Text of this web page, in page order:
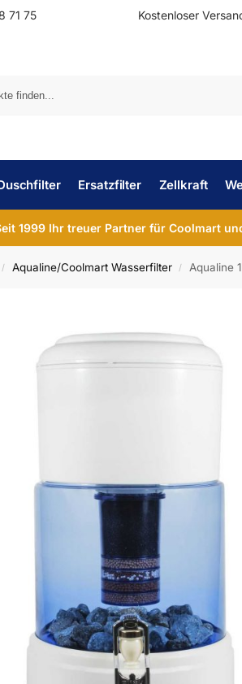
71 75 Kostenloser
Ersatzfilter Zellkraft
1999 Ihr treuer Partner für Coolmart
/ Aqualine/Coolmart Wasserfilter / Aqualine